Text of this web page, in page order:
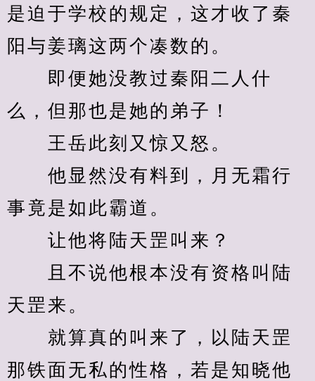
是迫于学校的规定，这才收了秦
阳与姜璃这两个凑数的。
即便她没教过秦阳二人什
么，但那也是她的弟子！
王岳此刻又惊又怒。
他显然没有料到，月无霜行
事竟是如此霸道。
让他将陆天罡叫来？
且不说他根本没有资格叫陆
天罡来。
就算真的叫来了，以陆天罡
那铁面无私的性格，若是知晓他